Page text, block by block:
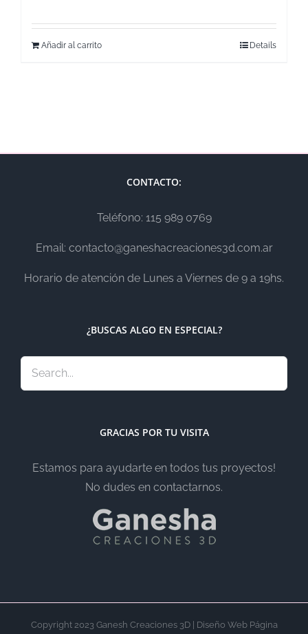
Añadir al carrito Details
CONTACTO:
Teléfono: 115 989 0769
Email: contacto@ganeshacreaciones3d.com.ar
Horario de atención de Lunes a Viernes de 9 a 19hs.
¿BUSCAS ALGO EN ESPECIAL?
GRACIAS POR TU VISITA
Estamos para ayudarte en todos tus proyectos!
No dudes en contactarnos.
Copyright 2023 Ganesh Creaciones 3D | Diseño Web Página